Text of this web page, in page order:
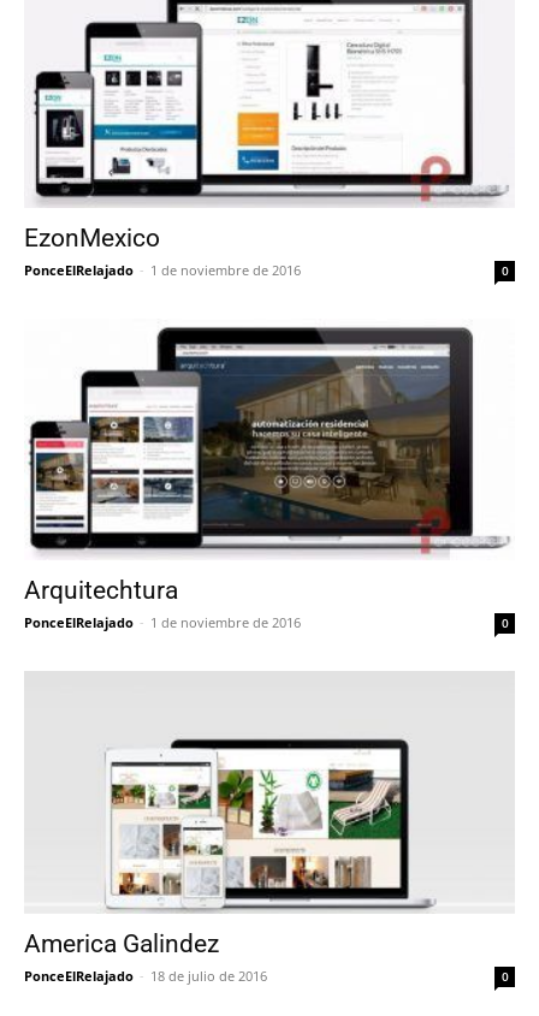
EzonMexico
PonceElRelajado - 1 de noviembre de 2016 0
Arquitechtura
PonceElRelajado - 1 de noviembre de 2016 0
America Galindez
PonceElRelajado - 18 de julio de 2016 0